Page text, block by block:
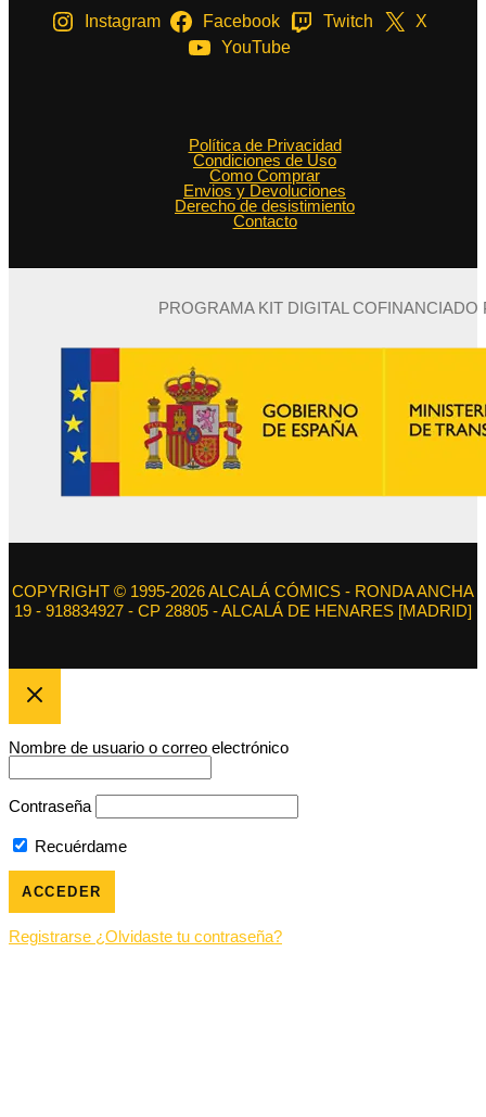
Instagram Facebook Twitch
X
YouTube
Política de Privacidad
Condiciones de Uso
Como Comprar
Envios y Devoluciones
Derecho de desistimiento
Contacto
PROGRAMA KIT DIGITAL
COPYRIGHT © 1995-2026 ALCALÁ CÓMICS - RONDA ANCHA
19 - 918834927 - CP 28805 - ALCALÁ DE HENARES [MADRID]
Nombre de usuario o correo electrónico
Contraseña
Recuérdame
Registrarse ¿Olvidaste tu contraseña?